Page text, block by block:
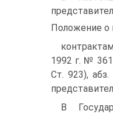
Положение о
1992 г. №
Ст. 923),
В